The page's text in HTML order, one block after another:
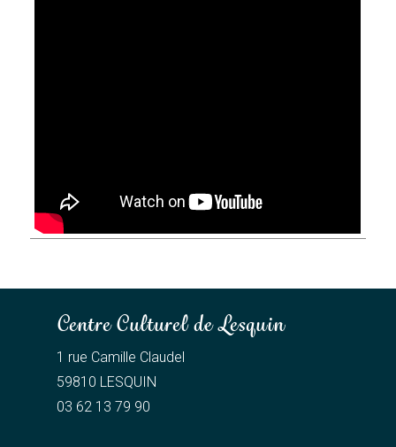
Centre Culturel de Lesquin
1 rue Camille Claudel
59810 LESQUIN
03 62 13 79 90